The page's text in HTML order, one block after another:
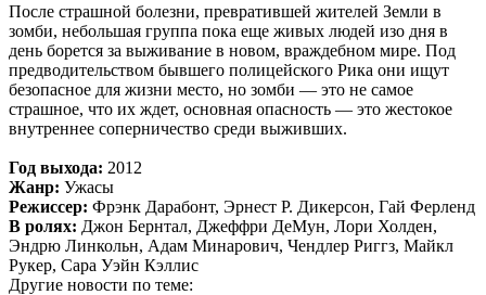
После страшной болезни, превратившей жителей Земли в
зомби, небольшая группа пока еще живых людей изо дня в
день борется за выживание в новом, враждебном мире. Под
предводительством бывшего полицейского Рика они ищут
безопасное для жизни место, но зомби — это не самое
страшное, что их ждет, основная опасность — это жестокое
внутреннее соперничество среди выживших.
Год выхода: 2012
Жанр: Ужасы
Режиссер: Фрэнк Дарабонт, Эрнест Р. Дикерсон, Гай Ферленд
В ролях: Джон Бернтал, Джеффри ДеМун, Лори Холден,
Эндрю Линкольн, Адам Минарович, Чендлер Риггз, Майкл
Рукер, Сара Уэйн Кэллис
Другие новости по теме: